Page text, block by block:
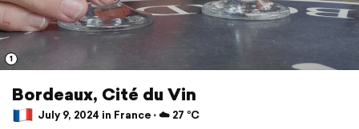
1
Bordeaux, Cité du Vin
July 9, 2024 in France ⋅ ☁️ 27 °C